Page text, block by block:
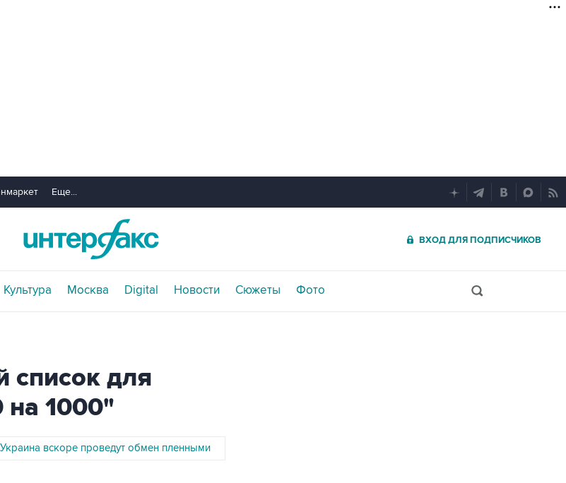
Еще...
ВХОД ДЛЯ ПОДПИСЧИКОВ
Культура Москва Digital Новости Сюжеты Фото
список для
1000"
вскоре проведут обмен пленными